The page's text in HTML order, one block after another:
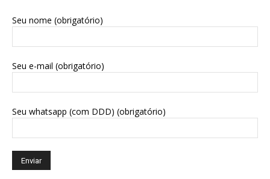
Seu nome (obrigatório)
Seu e-mail (obrigatório)
Seu whatsapp (com DDD) (obrigatório)